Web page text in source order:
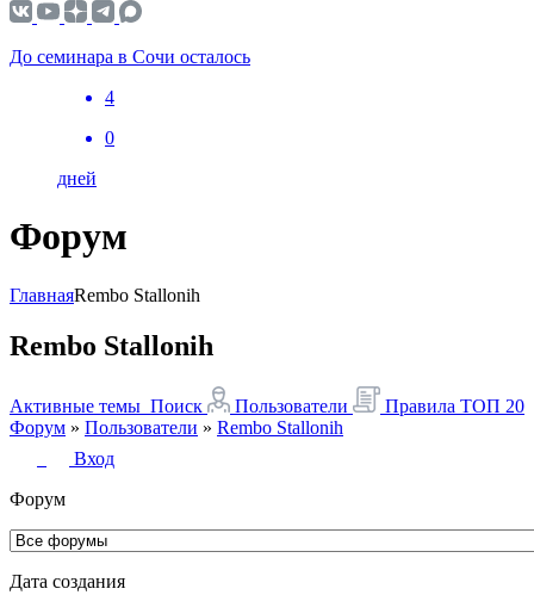
До семинара в Сочи осталось
4
0
дней
Форум
ГлавнаяRembo Stallonih
Rembo Stallonih
Активные темы Поиск Пользователи Правила ТОП 20
Форум » Пользователи » Rembo Stallonih
Вход
Форум
Дата создания